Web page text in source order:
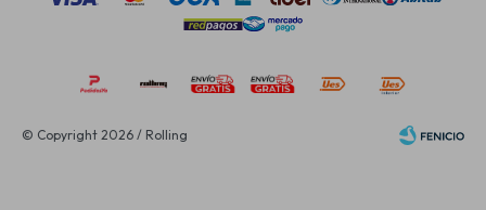
© Copyright 2026 / Rolling